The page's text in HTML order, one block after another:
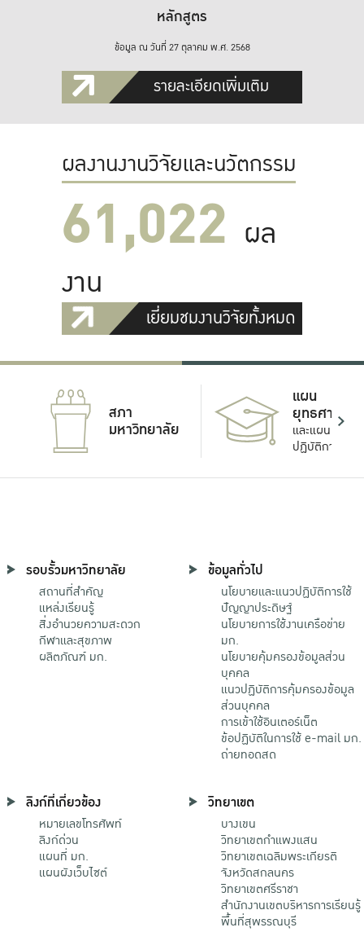
หลักสูตร
ข้อมูล ณ วันที่ 27 ตุลาคม พ.ศ. 2568
รายละเอียดเพิ่มเติม
ผลงานงานวิจัยและนวัตกรรม
61,022 ผล
งาน
เยี่ยมชมงานวิจัยทั้งหมด
สภา
มหาวิทยาลัย
แผน
ยุทธศาสตร์
และแผน
ปฏิบัติการ
รอบรั้วมหาวิทยาลัย
สถานที่สำคัญ
แหล่งเรียนรู้
สิ่งอำนวยความสะดวก
กีฬาและสุขภาพ
ผลิตภัณฑ์ มก.
ข้อมูลทั่วไป
นโยบายและแนวปฏิบัติการใช้
ปัญญาประดิษฐ์
นโยบายการใช้งานเครือข่าย
มก.
นโยบายคุ้มครองข้อมูลส่วน
บุคคล
แนวปฏิบัติการคุ้มครองข้อมูล
ส่วนบุคคล
การเข้าใช้อินเตอร์เน็ต
ข้อปฏิบัติในการใช้ e-mail มก.
ถ่ายทอดสด
ลิงก์ที่เกี่ยวข้อง
หมายเลขโทรศัพท์
ลิงก์ด่วน
แผนที่ มก.
แผนผังเว็บไซต์
วิทยาเขต
บางเขน
วิทยาเขตกําแพงแสน
วิทยาเขตเฉลิมพระเกียรติ
จังหวัดสกลนคร
วิทยาเขตศรีราชา
สำนักงานเขตบริหารการเรียนรู้
พื้นที่สุพรรณบุรี